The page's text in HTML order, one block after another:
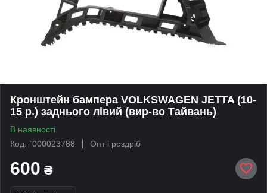
Кронштейн бампера VOLKSWAGEN JETTA (10-
15 р.) заднього лівий (вир-во Тайвань)
В наявності
Код: `000023788
Опт і роздріб
600 ₴